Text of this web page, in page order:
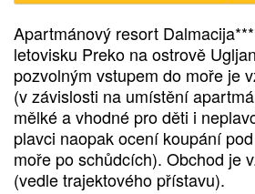
Apartmánový resort
letovisku Preko na ostrově
pozvolným vstupem do moře je
(v závislosti na umístění
mělké a vhodné pro děti i
plavci naopak ocení koupání
moře po schůdcích). Obchod je
(vedle trajektového přístavu).